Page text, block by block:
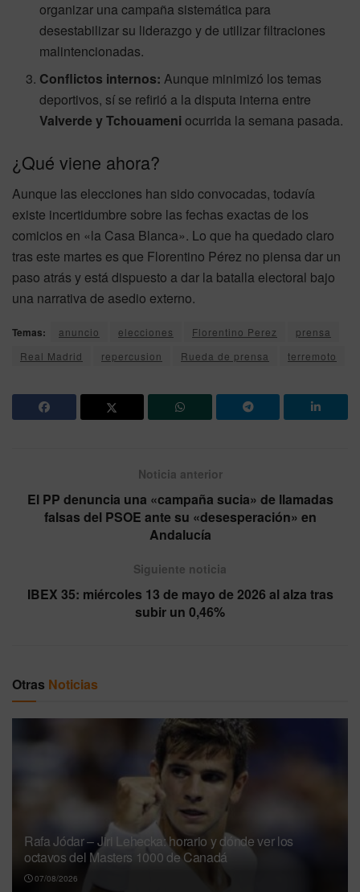
organizar una campaña sistemática para
desestabilizar su liderazgo y de utilizar filtraciones
malintencionadas.
Conflictos internos: Aunque minimizó los temas
deportivos, sí se refirió a la disputa interna entre
Valverde y Tchouameni ocurrida la semana pasada.
¿Qué viene ahora?
Aunque las elecciones han sido convocadas, todavía
existe incertidumbre sobre las fechas exactas de los
comicios en «la Casa Blanca». Lo que ha quedado claro
tras este martes es que Florentino Pérez no piensa dar un
paso atrás y está dispuesto a dar la batalla electoral bajo
una narrativa de asedio externo.
Temas: anuncio elecciones Florentino Perez
prensa
Real Madrid
repercusion Rueda de prensa terremoto
Noticia anterior
El PP denuncia una «campaña sucia» de llamadas
falsas del PSOE ante su «desesperación» en
Andalucía
Siguiente noticia
IBEX 35: miércoles 13 de mayo de 2026 al alza tras
subir un 0,46%
Otras Noticias
Rafa Jódar – Jiri Lehecka: horario y dónde ver los
octavos del Masters 1000 de Canadá
07/08/2026